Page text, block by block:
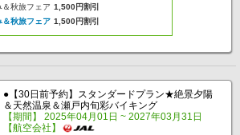
＆秋旅フェア 1,500円割引
＆秋旅フェア 1,500円割引
●【30日前予約】スタンダードプラン★絶景夕陽
＆天然温泉＆瀬戸内旬彩バイキング
【期間】 2025年04月01日 ~ 2027年03月31日
【航空会社】